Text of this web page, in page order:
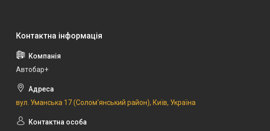
Автобар+
вул. Уманська 17 (Солом'янський район), Київ, Україна